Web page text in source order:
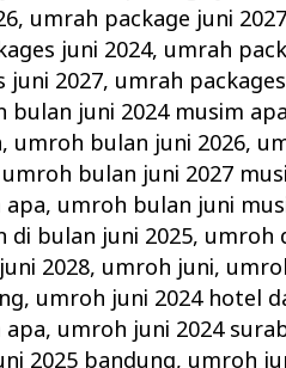
, umrah package juni
juni 2024, umrah
juni 2027, umrah
bulan juni 2024 musim
, umroh bulan juni 2026,
umroh bulan juni 2027
apa, umroh bulan juni
di bulan juni 2025, umroh
2028, umroh juni,
, umroh juni 2024 hotel
apa, umroh juni 2024